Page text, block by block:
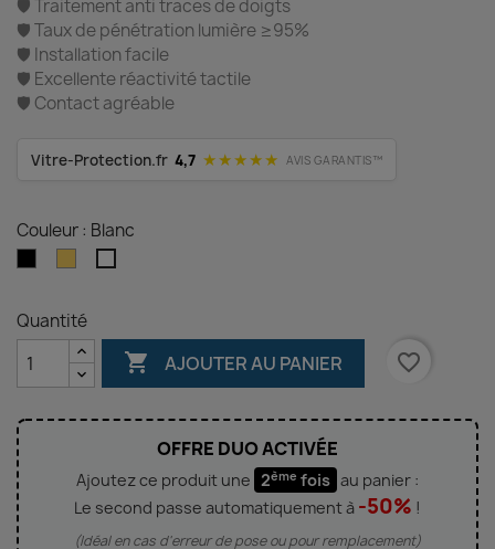
🛡️ Traitement anti traces de doigts
🛡️ Taux de pénétration lumière ≥95%
🛡️ Installation facile
🛡️ Excellente réactivité tactile
🛡️ Contact agréable
Vitre-Protection.fr 4,7 ★★★★★ AVIS GARANTIS™
Couleur : Blanc
Quantité
 AJOUTER AU PANIER favorite_border
OFFRE DUO ACTIVÉE
Ajoutez ce produit une 2ème fois au panier :
Le second passe automatiquement à -50% !
(Idéal en cas d'erreur de pose ou pour remplacement)